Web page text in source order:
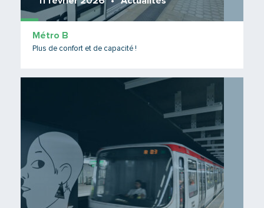
Métro B
Plus de confort et de capacité !